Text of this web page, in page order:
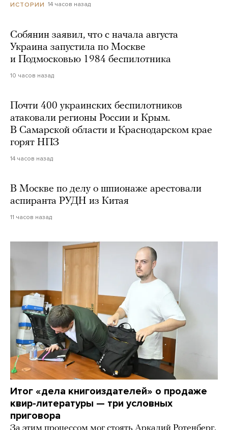
ИСТОРИИ 14 часов назад
Собянин заявил, что с начала августа
Украина запустила по Москве
и Подмосковью 1984 беспилотника
10 часов назад
Почти 400 украинских беспилотников
атаковали регионы России и Крым.
В Самарской области и Краснодарском крае
горят НПЗ
14 часов назад
В Москве по делу о шпионаже арестовали
аспиранта РУДН из Китая
11 часов назад
Итог «дела книгоиздателей» о продаже
квир-литературы — три условных
приговора
За этим процессом мог стоять Аркадий Ротенберг,